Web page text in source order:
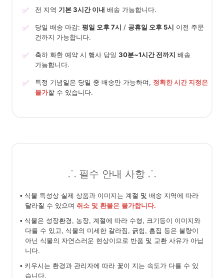
✅ 전 지역 기본 3시간 이내 배송 가능합니다.
✅ 당일 배송 마감: 평일 오후 7시 / 공휴일 오후 5시 이전 주문
건까지 가능합니다.
✅ 축하 화환 예약 시 행사 당일 30분~1시간 전까지 배송
가능합니다.
✅ 특정 기념일은 당일 중 배송만 가능하며, 정확한 시간 지정은
불가할 수 있습니다.
⸫ 필수 안내 사항 ⸫
• 식물 특성상 실제 상품과 이미지는 계절 및 배송 지역에 따라
달라질 수 있으며 취소 및 환불은 불가합니다.
• 식물은 성장환경, 농장, 계절에 따라 수형, 크기등이 이미지와
다를 수 있고, 식물의 미세한 갈라짐, 긁힘, 흠집 등은 불량이
아닌 식물의 자연스러운 현상이므로 반품 및 교환 사유가 아닙
니다.
• 키우시는 환경과 관리자에 따라 꽃이 지는 속도가 다를 수 있
습니다.